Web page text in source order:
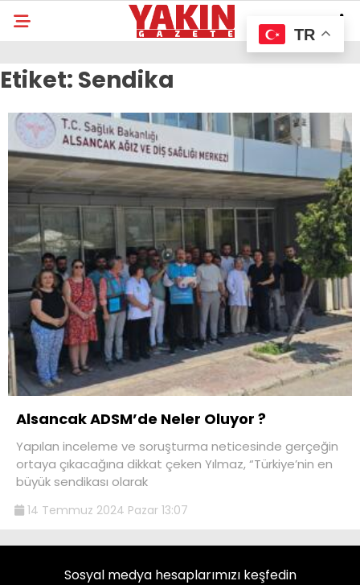
Etiket: Sendika
Alsancak ADSM’de Neler Oluyor ?
Yapılan inceleme ve soruşturma neticesinde gerçeğin
ortaya çıkacağına dikkat çeken Yılmaz, “Türkiye’nin en
büyük sendikası olarak
14 Temmuz 2024 Pazar 13:07
Sosyal medya hesaplarımızı keşfedin
TR